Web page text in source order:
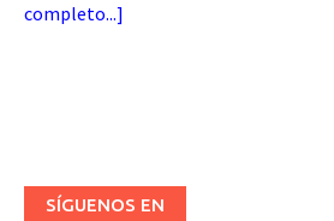
completo...]
SÍGUENOS EN